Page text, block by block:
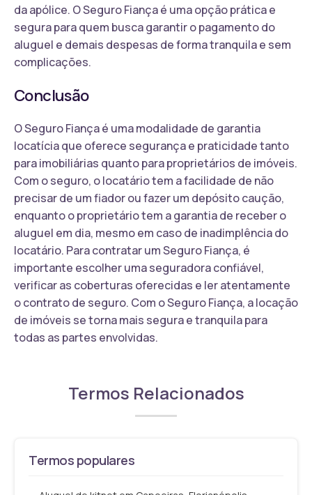
da apólice. O Seguro Fiança é uma opção prática e
segura para quem busca garantir o pagamento do
aluguel e demais despesas de forma tranquila e sem
complicações.
Conclusão
O Seguro Fiança é uma modalidade de garantia
locatícia que oferece segurança e praticidade tanto
para imobiliárias quanto para proprietários de imóveis.
Com o seguro, o locatário tem a facilidade de não
precisar de um fiador ou fazer um depósito caução,
enquanto o proprietário tem a garantia de receber o
aluguel em dia, mesmo em caso de inadimplência do
locatário. Para contratar um Seguro Fiança, é
importante escolher uma seguradora confiável,
verificar as coberturas oferecidas e ler atentamente
o contrato de seguro. Com o Seguro Fiança, a locação
de imóveis se torna mais segura e tranquila para
todas as partes envolvidas.
Termos Relacionados
Termos populares